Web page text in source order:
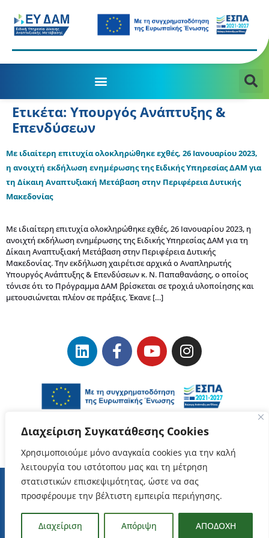
Διαχείριση Συγκατάθεσης Cookies
Χρησιμοποιούμε μόνο αναγκαία cookies για την καλή
λειτουργία του ιστότοπου μας και τη μέτρηση
στατιστικών επισκεψιμότητας, ώστε να σας
προσφέρουμε την βέλτιστη εμπειρία περιήγησης.
Διαχείριση Απόριψη ΑΠΟΔΟΧΗ
Ετικέτα: Υπουργός Ανάπτυξης &
Επενδύσεων
Με ιδιαίτερη επιτυχία ολοκληρώθηκε εχθές, 26 Ιανουαρίου 2023,
η ανοιχτή εκδήλωση ενημέρωσης της Ειδικής Υπηρεσίας ΔΑΜ για
τη Δίκαιη Αναπτυξιακή Μετάβαση στην Περιφέρεια Δυτικής
Μακεδονίας
Με ιδιαίτερη επιτυχία ολοκληρώθηκε εχθές, 26 Ιανουαρίου 2023, η
ανοιχτή εκδήλωση ενημέρωσης της Ειδικής Υπηρεσίας ΔΑΜ για τη
Δίκαιη Αναπτυξιακή Μετάβαση στην Περιφέρεια Δυτικής
Μακεδονίας. Την εκδήλωση χαιρέτισε αρχικά ο Aναπληρωτής
Υπουργός Ανάπτυξης & Επενδύσεων κ. Ν. Παπαθανάσης, ο οποίος
τόνισε ότι το Πρόγραμμα ΔΑΜ βρίσκεται σε τροχιά υλοποίησης και
μετουσιώνεται πλέον σε πράξεις. Έκανε […]
ΕΥΔΑΜ Copyrights © 2023